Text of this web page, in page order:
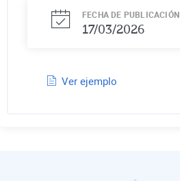
FECHA DE PUBLICACIÓN
17/03/2026
Ver ejemplo